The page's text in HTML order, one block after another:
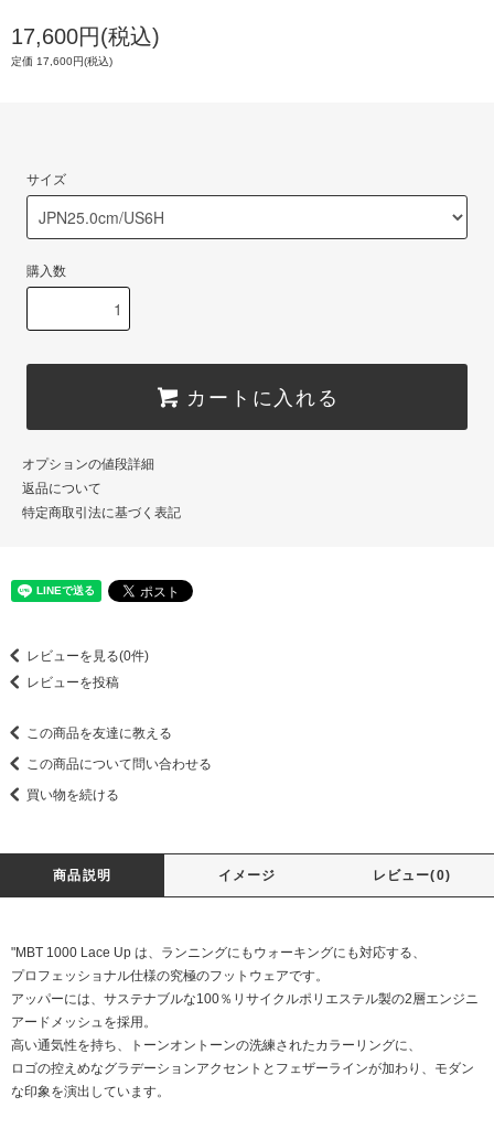
17,600円(税込)
定価 17,600円(税込)
サイズ
購入数
カートに入れる
オプションの値段詳細
返品について
特定商取引法に基づく表記
レビューを見る(0件)
レビューを投稿
この商品を友達に教える
この商品について問い合わせる
買い物を続ける
商品説明 イメージ レビュー(0)
"MBT 1000 Lace Up は、ランニングにもウォーキングにも対応する、
プロフェッショナル仕様の究極のフットウェアです。
アッパーには、サステナブルな100％リサイクルポリエステル製の2層エンジニ
アードメッシュを採用。
高い通気性を持ち、トーンオントーンの洗練されたカラーリングに、
ロゴの控えめなグラデーションアクセントとフェザーラインが加わり、モダン
な印象を演出しています。